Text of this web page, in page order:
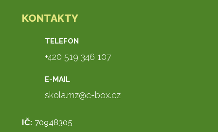
KONTAKTY
TELEFON
+420 519 346 107
E-MAIL
skola.mz@c-box.cz
IČ: 70948305